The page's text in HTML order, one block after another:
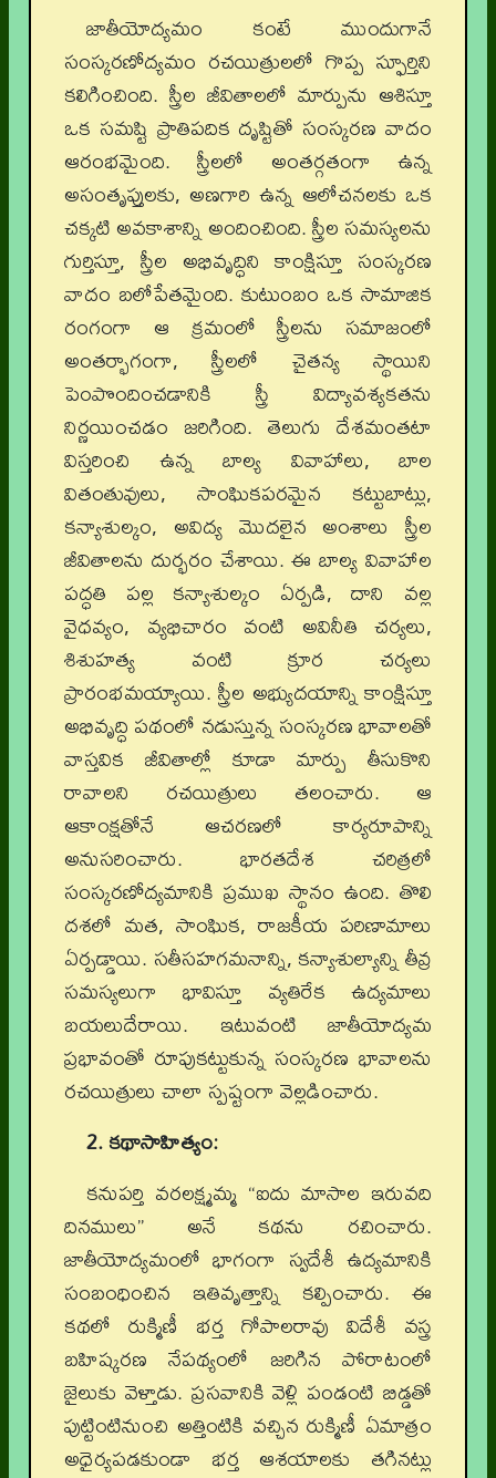
జాతీయోద్యమం కంటే ముందుగానే
సంస్కరణోద్యమం రచయిత్రులలో గొప్ప స్ఫూర్తిని
కలిగించింది. స్త్రీల జీవితాలలో మార్పును ఆశిస్తూ
ఒక సమష్టి ప్రాతిపదిక దృష్టితో సంస్కరణ వాదం
ఆరంభమైంది. స్త్రీలలో అంతర్గతంగా ఉన్న
అసంతృప్తులకు, అణగారి ఉన్న ఆలోచనలకు ఒక
చక్కటి అవకాశాన్ని అందించింది. స్త్రీల సమస్యలను
గుర్తిస్తూ, స్త్రీల అభివృద్ధిని కాంక్షిస్తూ సంస్కరణ
వాదం బలోపేతమైంది. కుటుంబం ఒక సామాజిక
రంగంగా ఆ క్రమంలో స్త్రీలను సమాజంలో
అంతర్భాగంగా, స్త్రీలలో చైతన్య స్థాయిని
పెంపొందించడానికి స్త్రీ విద్యావశ్యకతను
నిర్ణయించడం జరిగింది. తెలుగు దేశమంతటా
విస్తరించి ఉన్న బాల్య వివాహాలు, బాల
వితంతువులు, సాంఘికపరమైన కట్టుబాట్లు,
కన్యాశుల్కం, అవిద్య మొదలైన అంశాలు స్త్రీల
జీవితాలను దుర్భరం చేశాయి. ఈ బాల్య వివాహాల
పద్ధతి పల్ల కన్యాశుల్కం ఏర్పడి, దాని వల్ల
వైధవ్యం, వ్యభిచారం వంటి అవినీతి చర్యలు,
శిశుహత్య వంటి క్రూర చర్యలు
ప్రారంభమయ్యాయి. స్త్రీల అభ్యుదయాన్ని కాంక్షిస్తూ
అభివృద్ధి పథంలో నడుస్తున్న సంస్కరణ భావాలతో
వాస్తవిక జీవితాల్లో కూడా మార్పు తీసుకొని
రావాలని రచయిత్రులు తలంచారు. ఆ
ఆకాంక్షతోనే ఆచరణలో కార్యరూపాన్ని
అనుసరించారు. భారతదేశ చరిత్రలో
సంస్కరణోద్యమానికి ప్రముఖ స్థానం ఉంది. తొలి
దశలో మత, సాంఘిక, రాజకీయ పరిణామాలు
ఏర్పడ్డాయి. సతీసహగమనాన్ని, కన్యాశుల్యాన్ని తీవ్ర
సమస్యలుగా భావిస్తూ వ్యతిరేక ఉద్యమాలు
బయలుదేరాయి. ఇటువంటి జాతీయోద్యమ
ప్రభావంతో రూపుకట్టుకున్న సంస్కరణ భావాలను
రచయిత్రులు చాలా స్పష్టంగా వెల్లడించారు.
2. కథాసాహిత్యం:
కనుపర్తి వరలక్ష్మమ్మ “ఐదు మాసాల ఇరువది
దినములు” అనే కథను రచించారు.
జాతీయోద్యమంలో భాగంగా స్వదేశీ ఉద్యమానికి
సంబంధించిన ఇతివృత్తాన్ని కల్పించారు. ఈ
కథలో రుక్మిణీ భర్త గోపాలరావు విదేశీ వస్త్ర
బహిష్కరణ నేపథ్యంలో జరిగిన పోరాటంలో
జైలుకు వెళ్తాడు. ప్రసవానికి వెళ్లి పండంటి బిడ్డతో
పుట్టింటినుంచి అత్తింటికి వచ్చిన రుక్మిణీ ఏమాత్రం
అధైర్యపడకుండా భర్త ఆశయాలకు తగినట్లు